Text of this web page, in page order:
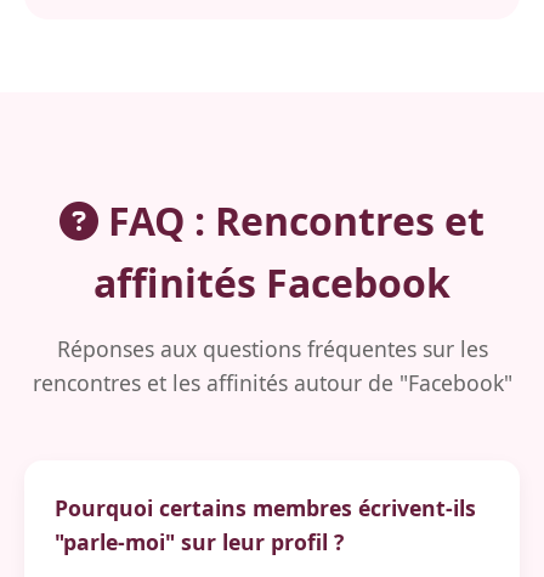
FAQ : Rencontres et
affinités Facebook
Réponses aux questions fréquentes sur les
rencontres et les affinités autour de "Facebook"
Pourquoi certains membres écrivent-ils
"parle-moi" sur leur profil ?